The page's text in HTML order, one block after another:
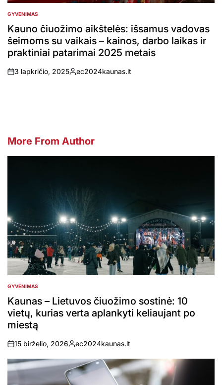
POSTED
IN
GYVENIMAS
Kauno čiuožimo aikštelės: išsamus vadovas
šeimoms su vaikais – kainos, darbo laikas ir
praktiniai patarimai 2025 metais
on
3 lapkričio, 2025
Posted
ec2024kaunas.lt
More From Author
POSTED
IN
GYVENIMAS
Kaunas – Lietuvos čiuožimo sostinė: 10
vietų, kurias verta aplankyti keliaujant po
miestą
on
15 birželio, 2026
Posted
by
ec2024kaunas.lt